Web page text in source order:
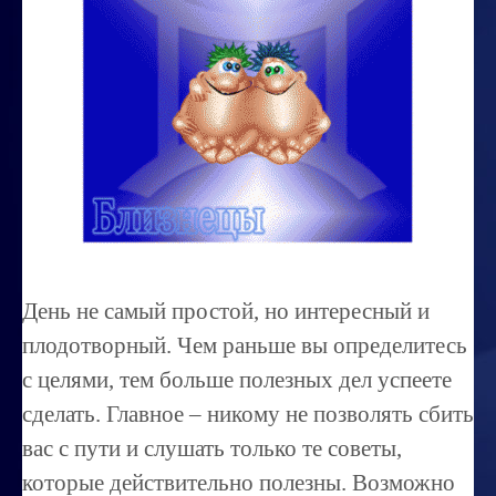
Миссиональность
Королевский гороскоп
Найти идеального партнера
Корректировка характера
Профпригодность ребенка
Совместимость
Занятия по расшифровке снов
Ищем любовь
Позитивное мышление
День не самый простой, но интересный и
плодотворный. Чем раньше вы определитесь
с целями, тем больше полезных дел успеете
сделать. Главное – никому не позволять сбить
вас с пути и слушать только те советы,
которые действительно полезны. Возможно